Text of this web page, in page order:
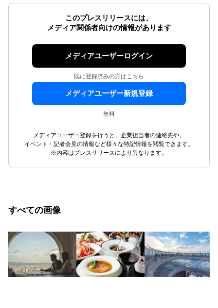
このプレスリリースには、
メディア関係者向けの情報があります
メディアユーザーログイン
既に登録済みの方はこちら
メディアユーザー新規登録
無料
メディアユーザー登録を行うと、企業担当者の連絡先や、
イベント・記者会見の情報など様々な特記情報を閲覧できます。
※内容はプレスリリースにより異なります。
すべての画像